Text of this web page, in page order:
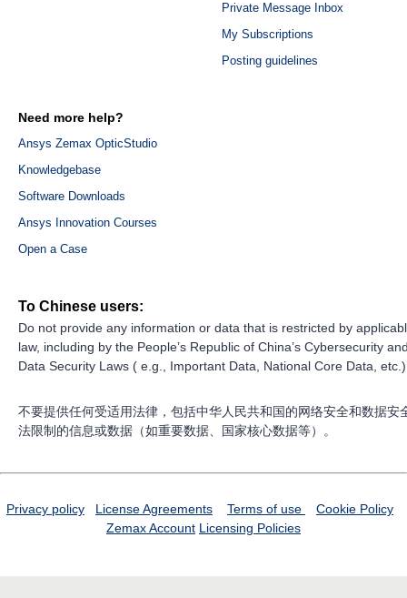
Private Message Inbox
My Subscriptions
Posting guidelines
Need more help?
Ansys Zemax OpticStudio
Knowledgebase
Software Downloads
Ansys Innovation Courses
Open a Case
To Chinese users:
Do not provide any information or data that is restricted by
law, including by the People’s Republic of China’s Cybersecurity
Data Security Laws ( e.g., Important Data, National Core Data,
不要提供任何受适用法律，包括中华人民共和国的网络安全和数据安
法限制的信息或数据（如重要数据、国家核心数据等）。
Privacy policy License Agreements Terms of use
Cookie Policy
Zemax Account Licensing Policies